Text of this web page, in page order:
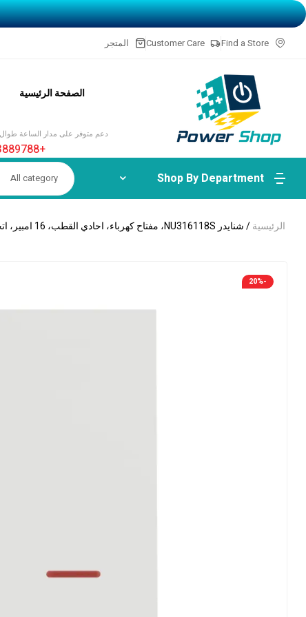
Find a Store
Customer Care المتجر
الصفحة الرئيسية
دعم متوفر على مدار الساعة طوال
+20-1113889788
Shop By Department
All category
الرئيسية/ شنايدر NU316118S، مفتاح كهرباء، احادي القطب، 16 امبير، اتجاه واحد، نيو يونيكا، وحدة واحدة، مصباح مؤشر، أبيض
-20%